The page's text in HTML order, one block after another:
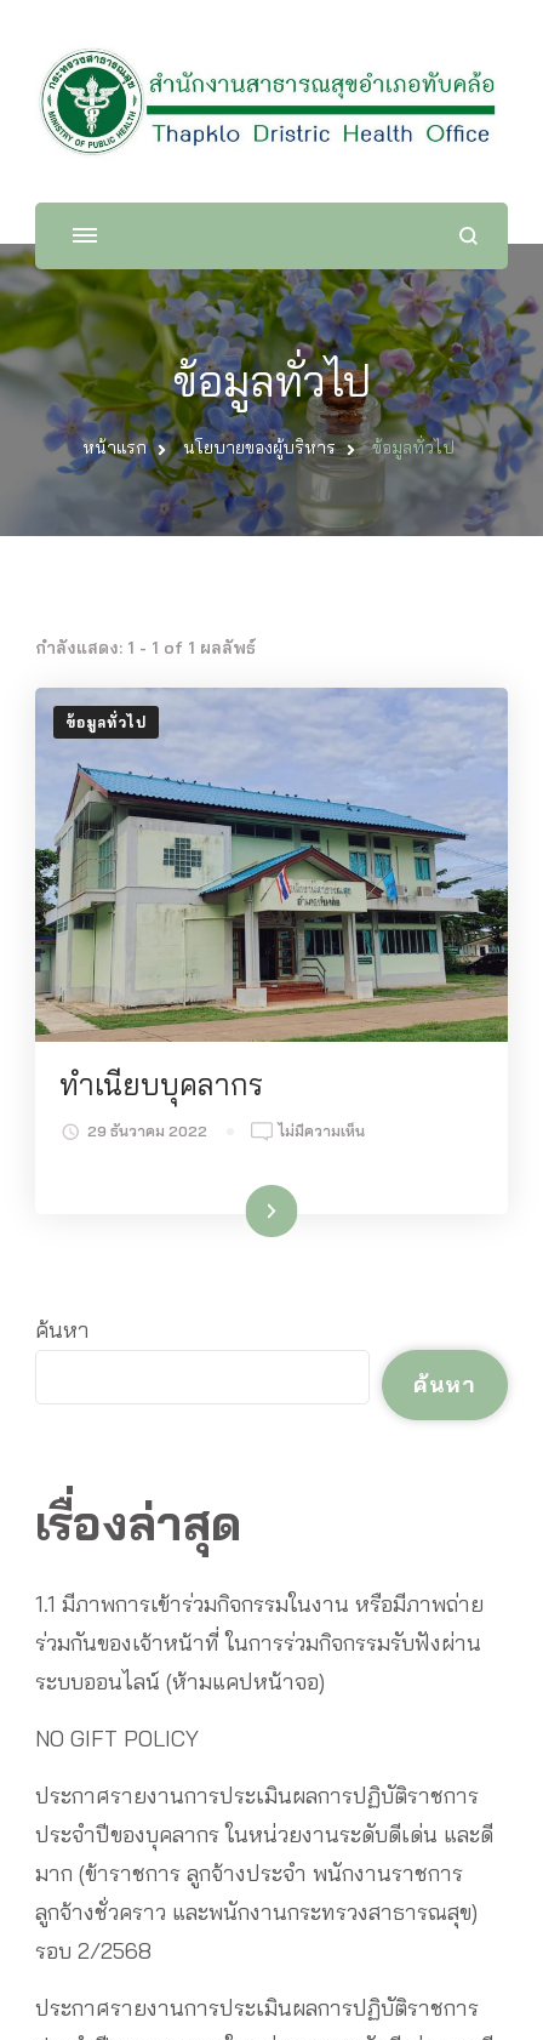
สำนักงานสาธารณสุขอำเภอทับ
คล้อ
ข้อมูลทั่วไป
หน้าแรก นโยบายของผู้บริหาร ข้อมูลทั่วไป
กำลังแสดง: 1 - 1 of 1 ผลลัพธ์
ข้อมูลทั่วไป
ทำเนียบบุคลากร
29 ธันวาคม 2022 ไม่มีความเห็นบน
อ่านเพิ่มเติม
ค้นหา
ค้นหา
เรื่องล่าสุด
1.1 มีภาพการเข้าร่วมกิจกรรมในงาน หรือมีภาพถ่าย
ร่วมกันของเจ้าหน้าที่ ในการร่วมกิจกรรมรับฟังผ่าน
ระบบออนไลน์ (ห้ามแคปหน้าจอ)
NO GIFT POLICY
ประกาศรายงานการประเมินผลการปฏิบัติราชการ
ประจำปีของบุคลากร ในหน่วยงานระดับดีเด่น และดี
มาก (ข้าราชการ ลูกจ้างประจำ พนักงานราชการ
ลูกจ้างชั่วคราว และพนักงานกระทรวงสาธารณสุข)
รอบ 2/2568
ประกาศรายงานการประเมินผลการปฏิบัติราชการ